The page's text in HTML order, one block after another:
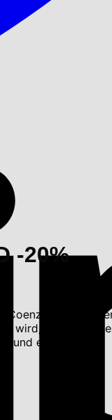
-20%
Q10,
wird, trägt zu
und erhöht Eisen.